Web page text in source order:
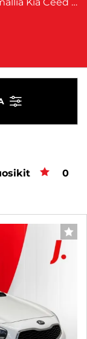
0